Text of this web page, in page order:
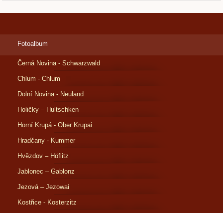
Fotoalbum
Černá Novina - Schwarzwald
Chlum - Chlum
Dolní Novina - Neuland
Holičky – Hultschken
Horní Krupá - Ober Krupai
Hradčany - Kummer
Hvězdov – Höflitz
Jablonec – Gablonz
Jezová – Jezowai
Kostřice - Kosterzitz